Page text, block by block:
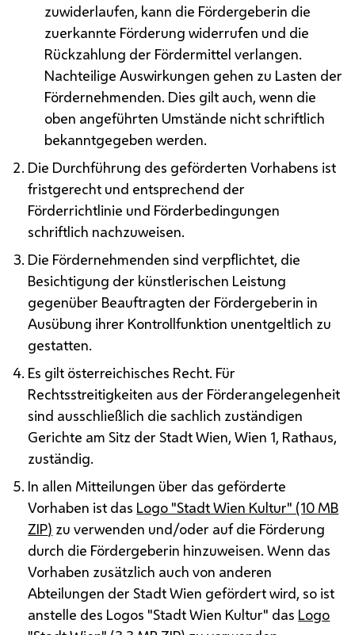
zuwiderlaufen, kann die Fördergeberin die
zuerkannte Förderung widerrufen und die
Rückzahlung der Fördermittel verlangen.
Nachteilige Auswirkungen gehen zu Lasten der
Fördernehmenden. Dies gilt auch, wenn die
oben angeführten Umstände nicht schriftlich
bekanntgegeben werden.
Die Durchführung des geförderten Vorhabens ist
fristgerecht und entsprechend der
Förderrichtlinie und Förderbedingungen
schriftlich nachzuweisen.
Die Fördernehmenden sind verpflichtet, die
Besichtigung der künstlerischen Leistung
gegenüber Beauftragten der Fördergeberin in
Ausübung ihrer Kontrollfunktion unentgeltlich zu
gestatten.
Es gilt österreichisches Recht. Für
Rechtsstreitigkeiten aus der Förderangelegenheit
sind ausschließlich die sachlich zuständigen
Gerichte am Sitz der Stadt Wien, Wien 1, Rathaus,
zuständig.
In allen Mitteilungen über das geförderte
Vorhaben ist das Logo "Stadt Wien Kultur" (10 MB
ZIP) zu verwenden und/oder auf die Förderung
durch die Fördergeberin hinzuweisen. Wenn das
Vorhaben zusätzlich auch von anderen
Abteilungen der Stadt Wien gefördert wird, so ist
anstelle des Logos "Stadt Wien Kultur" das Logo